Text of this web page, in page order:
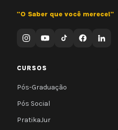
"O Saber que você merece!"
CURSOS
Pós-Graduação
Pós Social
PratikaJur